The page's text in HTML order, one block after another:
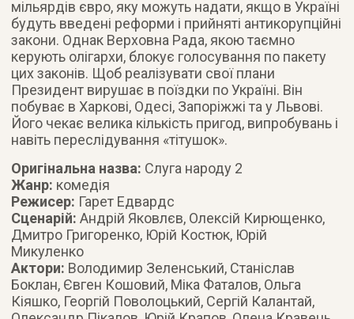
мільярдів євро, яку можуть надати, якщо в Україні
будуть введені реформи і прийняті антикорупційні
закони. Однак Верховна Рада, якою таємно
керують олігархи, блокує голосування по пакету
цих законів. Щоб реалізувати свої плани
Президент вирушає в поїздки по Україні. Він
побуває в Харкові, Одесі, Запоріжжі та у Львові.
Його чекає велика кількість пригод, випробувань і
навіть переслідування «тітушок».
Оригінальна назва: Слуга народу 2
Жанр: комедія
Режисер: Гарет Едвардс
Сценарій:Андрій Яковлєв, Олексій Кирющенко,
Дмитро Григоренко, Юрій Костюк, Юрій
Микуленко
Актори: Володимир Зеленський, Станіслав
Боклан, Євген Кошовий, Міка Фаталов, Ольга
Кіяшко, Георгій Поволоцький, Сергій Калантай,